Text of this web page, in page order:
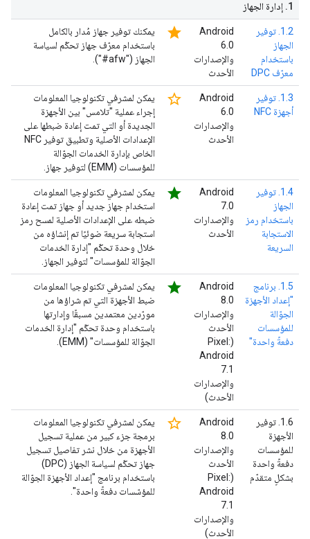
1
. إدارة الجهاز
1.2. توفير
الجهاز
باستخدام
معرّف DPC
‫Android
6.0
والإصدارات
الأحدث
star
يمكنك توفير جهاز مُدار بالكامل
باستخدام معرّف جهاز تحكّم لسياسة
الجهاز ("afw#").
1.3. توفير
أجهزة NFC
‫Android
6.0
والإصدارات
الأحدث
star_border
يمكن لمشرفي تكنولوجيا المعلومات
إجراء عملية "تلامس" بين الأجهزة
الجديدة أو التي تمت إعادة ضبطها على
الإعدادات الأصلية وتطبيق توفير NFC
الخاص بإدارة الخدمات الجوّالة
للمؤسسات (EMM) لتوفير جهاز.
1.4. توفير
الجهاز
باستخدام رمز
الاستجابة
السريعة
‫Android
7.0
والإصدارات
الأحدث
star
يمكن لمشرفي تكنولوجيا المعلومات
استخدام جهاز جديد أو جهاز تمت إعادة
ضبطه على الإعدادات الأصلية لمسح رمز
استجابة سريعة ضوئيًا تم إنشاؤه من
خلال وحدة تحكّم "إدارة الخدمات
الجوّالة للمؤسسات" لتوفير الجهاز.
1.5. برنامج
"إعداد الأجهزة
الجوّالة
للمؤسسات
دفعةً واحدة"
‫Android
8.0
والإصدارات
الأحدث
(‫Pixel:
Android
7.1
والإصدارات
الأحدث)
star
يمكن لمشرفي تكنولوجيا المعلومات
ضبط الأجهزة التي تم شراؤها من
مورّدين معتمدين مسبقًا وإدارتها
باستخدام وحدة تحكّم "إدارة الخدمات
الجوّالة للمؤسسات" (EMM).
1.6. توفير
الأجهزة
للمؤسسات
دفعةً واحدة
بشكلٍ متقدّم
‫Android
8.0
والإصدارات
الأحدث
(‫Pixel:
Android
7.1
والإصدارات
الأحدث)
star_border
يمكن لمشرفي تكنولوجيا المعلومات
برمجة جزء كبير من عملية تسجيل
الأجهزة من خلال نشر تفاصيل تسجيل
جهاز تحكّم لسياسة الجهاز (DPC)
باستخدام برنامج "إعداد الأجهزة الجوّالة
للمؤسّسات دفعةً واحدة".